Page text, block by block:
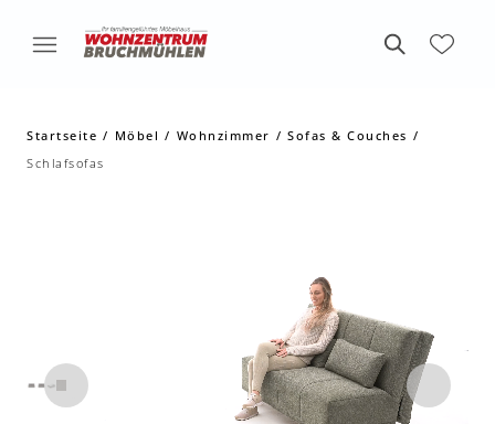
Startseite Möbel Wohnzimmer
Sofas & Couches
Schlafsofas